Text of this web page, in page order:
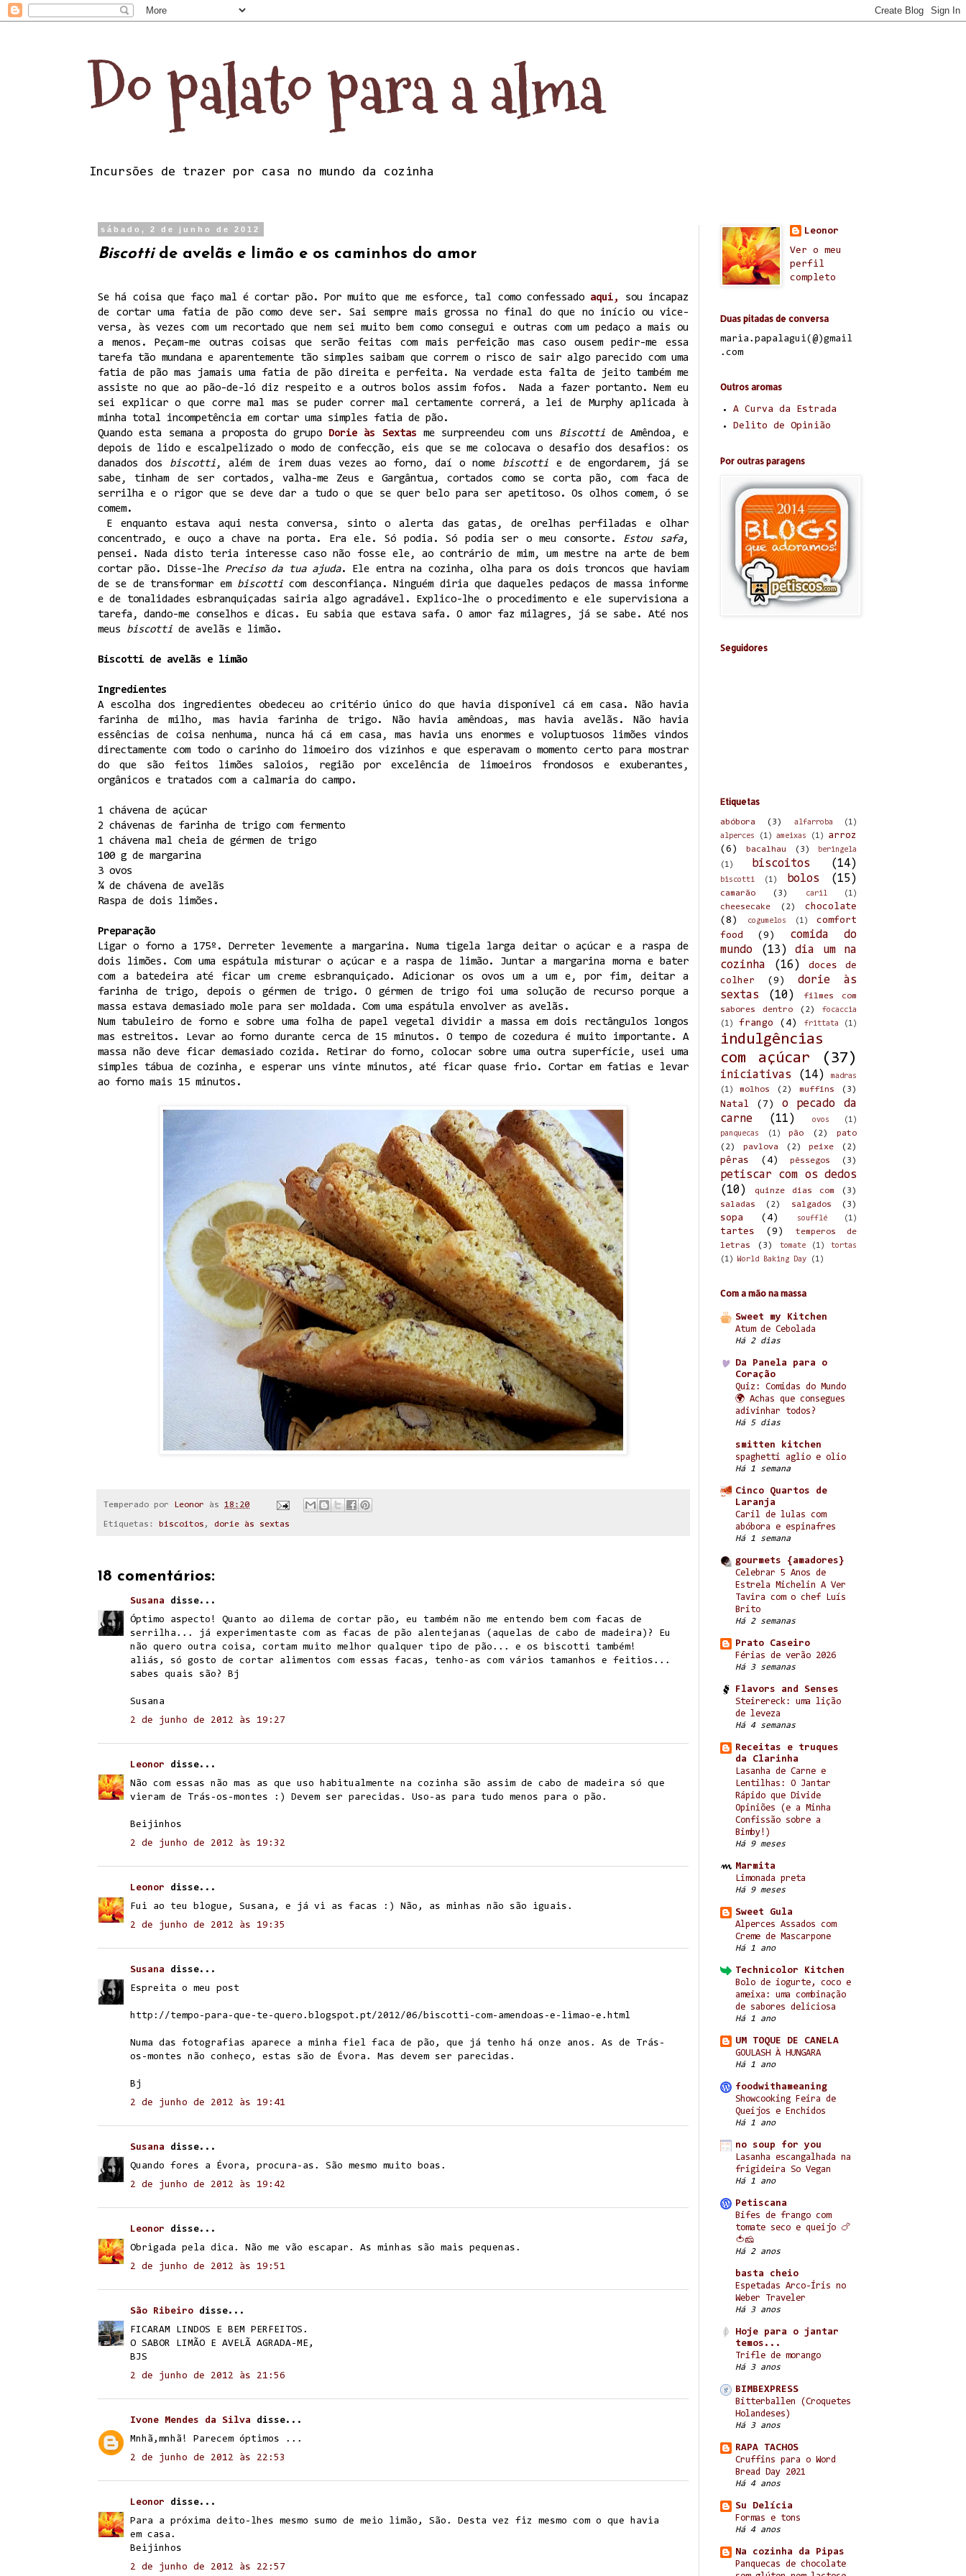
Do palato para a alma
Incursões de trazer por casa no mundo da cozinha
sábado, 2 de junho de 2012
Biscottide avelãs e limão e os caminhos do amor
Se há coisa que faço mal é cortar pão. Por muito que me esforce, tal como confessado aqui,
sou incapaz
de cortar uma fatia de pão como deve ser. Sai sempre mais grossa no final do que no início ou vice-
versa, às vezes com um recortado que nem sei muito bem como consegui e outras com um pedaço a mais ou
a menos. Peçam-me outras coisas que serão feitas com mais perfeição mas caso ousem pedir-me essa
tarefa tão mundana e aparentemente tão simples saibam que correm o risco de sair algo parecido com uma
fatia de pão mas jamais uma fatia de pão direita e perfeita. Na verdade esta falta de jeito também me
assiste no que ao pão-de-ló diz respeito e a outros bolos assim fofos. Nada a fazer portanto. Nem eu
sei explicar o que corre mal mas se puder correr mal certamente correrá, a lei de Murphy aplicada à
minha total incompetência em cortar uma simples fatia de pão.
Quando esta semana a proposta do grupo Dorie às Sextas me surpreendeu com uns Biscotti de Amêndoa, e
depois de lido e escalpelizado o modo de confecção, eis que se me colocava o desafio dos desafios: os
danados dos biscotti , além de irem duas vezes ao forno, daí o nome biscotti e de engordarem, já se
sabe, tinham de ser cortados, valha-me Zeus e Gargântua, cortados como se corta pão, com faca de
serrilha e o rigor que se deve dar a tudo o que se quer belo para ser apetitoso. Os olhos comem, ó se
comem.
E enquanto estava aqui nesta conversa, sinto o alerta das gatas, de orelhas perfiladas e olhar
concentrado, e ouço a chave na porta. Era ele. Só podia. Só podia ser o meu consorte. Estou safa,
pensei. Nada disto teria interesse caso não fosse ele, ao contrário de mim, um mestre na arte de bem
cortar pão. Disse-lhe Preciso da tua ajuda. Ele entra na cozinha, olha para os dois troncos que haviam
de se de transformar em biscotticom desconfiança. Ninguém diria que daqueles pedaços de massa informe
e de tonalidades esbranquiçadas sairia algo agradável. Explico-lhe o procedimento e ele supervisiona a
tarefa, dando-me conselhos e dicas. Eu sabia que estava safa. O amor faz milagres, já se sabe. Até nos
meus biscotti de avelãs e limão.
Biscotti de avelãs e limão
Ingredientes
A escolha dos ingredientes obedeceu ao critério único do que havia disponível cá em casa. Não havia
farinha de milho, mas havia farinha de trigo. Não havia amêndoas, mas havia avelãs. Não havia
essências de coisa nenhuma, nunca há cá em casa, mas havia uns enormes e voluptuosos limões vindos
directamente com todo o carinho do limoeiro dos vizinhos e que esperavam o momento certo para mostrar
do que são feitos limões saloios, região por excelência de limoeiros frondosos e exuberantes,
orgânicos e tratados com a calmaria do campo.
1 chávena de açúcar
2 chávenas de farinha de trigo com fermento
1 chávena mal cheia de gérmen de trigo
100 g de margarina
3 ovos
¾ de chávena de avelãs
Raspa de dois limões.
Preparação
Ligar o forno a 175º. Derreter levemente a margarina. Numa tigela larga deitar o açúcar e a raspa de
dois limões. Com uma espátula misturar o açúcar e a raspa de limão. Juntar a margarina morna e bater
com a batedeira até ficar um creme esbranquiçado. Adicionar os ovos um a um e, por fim, deitar a
farinha de trigo, depois o gérmen de trigo. O gérmen de trigo foi uma solução de recurso porque a
massa estava demasiado mole para ser moldada. Com uma espátula envolver as avelãs.
Num tabuleiro de forno e sobre uma folha de papel vegetal dividir a massa em dois rectângulos longos
mas estreitos. Levar ao forno durante cerca de 15 minutos. O tempo de cozedura é muito importante. A
massa não deve ficar demasiado cozida. Retirar do forno, colocar sobre uma outra superfície, usei uma
simples tábua de cozinha, e esperar uns vinte minutos, até ficar quase frio. Cortar em fatias e levar
ao forno mais 15 minutos.
Temperado por Leonor às 18:20
Etiquetas: biscoitos , dorie às sextas
18 comentários:
Susana disse...
Óptimo aspecto! Quanto ao dilema de cortar pão, eu também não me entendo bem com facas de
serrilha... já experimentaste com as facas de pão alentejanas (aquelas de cabo de madeira)? Eu
não quero outra coisa, cortam muito melhor qualquer tipo de pão... e os biscotti também!
aliás, só gosto de cortar alimentos com essas facas, tenho-as com vários tamanhos e feitios...
sabes quais são? Bj
Susana
2 de junho de 2012 às 19:27
Leonor disse...
Não com essas não mas as que uso habitualmente na cozinha são assim de cabo de madeira só que
vieram de Trás-os-montes :) Devem ser parecidas. Uso-as para tudo menos para o pão.
Beijinhos
2 de junho de 2012 às 19:32
Leonor disse...
Fui ao teu blogue, Susana, e já vi as facas :) Não, as minhas não são iguais.
2 de junho de 2012 às 19:35
Susana disse...
Espreita o meu post
http://tempo-para-que-te-quero.blogspot.pt/2012/06/biscotti-com-amendoas-e-limao-e.html
Numa das fotografias aparece a minha fiel faca de pão, que já tenho há onze anos. As de Trás-
os-montes não conheço, estas são de Évora. Mas devem ser parecidas.
Bj
2 de junho de 2012 às 19:41
Susana disse...
Quando fores a Évora, procura-as. São mesmo muito boas.
2 de junho de 2012 às 19:42
Leonor disse...
Obrigada pela dica. Não me vão escapar. As minhas são mais pequenas.
2 de junho de 2012 às 19:51
São Ribeiro disse...
FICARAM LINDOS E BEM PERFEITOS.
O SABOR LIMÃO E AVELÃ AGRADA-ME,
BJS
2 de junho de 2012 às 21:56
Ivone Mendes da Silva disse...
Mnhã,mnhã! Parecem óptimos ...
2 de junho de 2012 às 22:53
Leonor disse...
Para a próxima deito-lhes mesmo sumo de meio limão, São. Desta vez fiz mesmo com o que havia
em casa.
Beijinhos
2 de junho de 2012 às 22:57
Leonor
Ver o meu
perfil
completo
Duas pitadas de conversa
maria.papalagui(@)gmail
.com
Outros aromas
A Curva da Estrada
Delito de Opinião
Por outras paragens
Seguidores
Etiquetas
abóbora (3) alfarroba
(1)
alperces
(1) ameixas (1)
arroz
(6)
bacalhau (3)
beringela
(1)
biscoitos (14)
biscotti (1) bolos (15)
camarão (3) caril (1)
cheesecake (2)
chocolate
(8)
cogumelos (1)
comfort
food
(9)
comida do
mundo
(13)
dia um na
cozinha
(16)
doces de
colher
(9)
dorie às
sextas
(10)
filmes com
sabores dentro
(2)
focaccia
(1)
frango (4) frittata (1)
indulgências
com açúcar
(37)
iniciativas (14)
madras
(1)
molhos (2) muffins (3)
Natal (7)
o pecado da
carne
(11) ovos
(1)
panquecas
(1) pão (2)
pato
(2)
pavlova (2) peixe (2)
pêras (4) pêssegos (3)
petiscar com os dedos
(10)
quinze dias com
(3)
saladas
(2) salgados (3)
sopa (4) soufflé (1)
tartes (9)
temperos de
letras
(3) tomate (1)
tortas
(1)
World Baking Day (1)
Com a mão na massa
Sweet my Kitchen
Atum de Cebolada
Há 2 dias
Da Panela para o
Coração
Quiz: Comidas do Mundo
🌍 Achas que consegues
adivinhar todos?
Há 5 dias
smitten kitchen
spaghetti aglio e olio
Há 1 semana
Cinco Quartos de
Laranja
Caril de lulas com
abóbora e espinafres
Há 1 semana
gourmets {amadores}
Celebrar 5 Anos de
Estrela Michelin A Ver
Tavira com o chef Luís
Brito
Há 2 semanas
Prato Caseiro
Férias de verão 2026
Há 3 semanas
Flavors and Senses
Steirereck: uma lição
de leveza
Há 4 semanas
Receitas e truques
da Clarinha
Lasanha de Carne e
Lentilhas: O Jantar
Rápido que Divide
Opiniões (e a Minha
Confissão sobre a
Bimby!)
Há 9 meses
Marmita
Limonada preta
Há 9 meses
Sweet Gula
Alperces Assados com
Creme de Mascarpone
Há 1 ano
Technicolor Kitchen
Bolo de iogurte, coco e
ameixa: uma combinação
de sabores deliciosa
Há 1 ano
UM TOQUE DE CANELA
GOULASH À HUNGARA
Há 1 ano
foodwithameaning
Showcooking Feira de
Queijos e Enchidos
Há 1 ano
no soup for you
Lasanha escangalhada na
frigideira So Vegan
Há 1 ano
Petiscana
Bifes de frango com
tomate seco e queijo 🍗
🍅🧀
Há 2 anos
basta cheio
Espetadas Arco-Íris no
Weber Traveler
Há 3 anos
Hoje para o jantar
temos...
Trifle de morango
Há 3 anos
BIMBEXPRESS
Bitterballen (Croquetes
Holandeses)
Há 3 anos
RAPA TACHOS
Cruffins para o Word
Bread Day 2021
Há 4 anos
Su Delícia
Formas e tons
Há 4 anos
Na cozinha da Pipas
Panquecas de chocolate